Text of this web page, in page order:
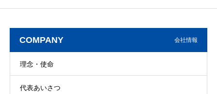
COMPANY 会社情報
理念・使命
代表あいさつ